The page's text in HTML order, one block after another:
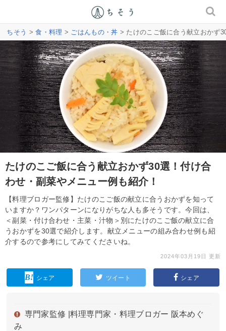
ちそう >食・料理 > ごはんもの・丼 > たけのこご飯に合う献立おかず
たけのこご飯に合う献立おかず30選！付け合
わせ・副菜やメニュー例も紹介！
【料理ブロガー監修】たけのこご飯の献立に合うおかずを知って
いますか？ワンパターンになりがちな人も多そうです。今回は、
＜副菜・付け合わせ・主菜・汁物＞別にたけのこご飯の献立に合
うおかずを30選で紹介します。献立メニューの組み合わせ例も紹
介するので参考にしてみてくださいね。
2024年03月19日 更新
シェア ツイート シェア
専門家監修 | 料理専門家・料理ブロガー 阪本めぐ
み